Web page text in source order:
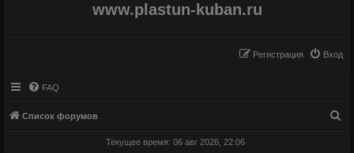
www.plastun-kuban.ru
Вход
Регистрация
FAQ
Список форумов
Текущее время: 06 авг 2026, 22:06